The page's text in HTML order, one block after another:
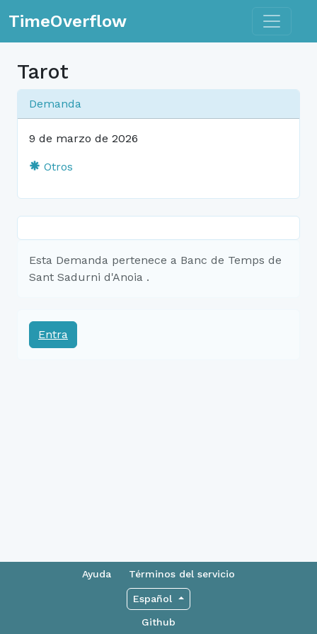
TimeOverflow Toggle
Tarot
Demanda
9 de marzo de 2026
Otros
Esta Demanda pertenece a Banc de Temps de
Sant Sadurni d'Anoia .
Entra
Ayuda Términos del servicio
Español
Github